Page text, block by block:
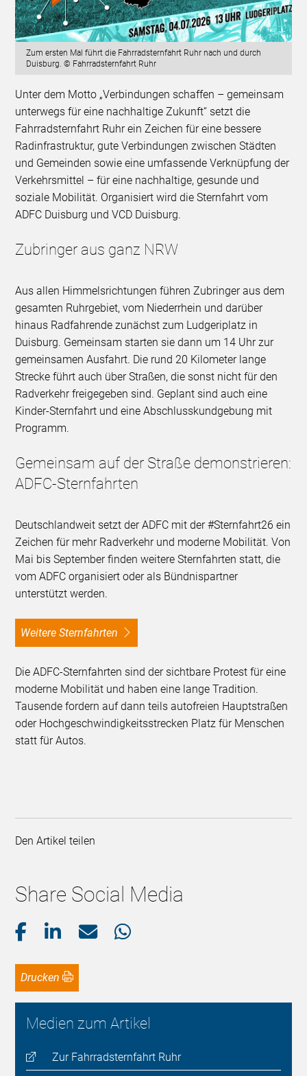
Zum ersten Mal führt die Fahrradsternfahrt Ruhr nach und durch
Duisburg. © Fahrradsternfahrt Ruhr
Unter dem Motto „Verbindungen schaffen – gemeinsam
unterwegs für eine nachhaltige Zukunft“ setzt die
Fahrradsternfahrt Ruhr ein Zeichen für eine bessere
Radinfrastruktur, gute Verbindungen zwischen Städten
und Gemeinden sowie eine umfassende Verknüpfung der
Verkehrsmittel – für eine nachhaltige, gesunde und
soziale Mobilität. Organisiert wird die Sternfahrt vom
ADFC Duisburg und VCD Duisburg.
Zubringer aus ganz NRW
Aus allen Himmelsrichtungen führen Zubringer aus dem
gesamten Ruhrgebiet, vom Niederrhein und darüber
hinaus Radfahrende zunächst zum Ludgeriplatz in
Duisburg. Gemeinsam starten sie dann um 14 Uhr zur
gemeinsamen Ausfahrt. Die rund 20 Kilometer lange
Strecke führt auch über Straßen, die sonst nicht für den
Radverkehr freigegeben sind. Geplant sind auch eine
Kinder-Sternfahrt und eine Abschlusskundgebung mit
Programm.
Gemeinsam auf der Straße demonstrieren:
ADFC-Sternfahrten
Deutschlandweit setzt der ADFC mit der #Sternfahrt26 ein
Zeichen für mehr Radverkehr und moderne Mobilität. Von
Mai bis September finden weitere Sternfahrten statt, die
vom ADFC organisiert oder als Bündnispartner
unterstützt werden.
Weitere Sternfahrten
Die ADFC-Sternfahrten sind der sichtbare Protest für eine
moderne Mobilität und haben eine lange Tradition.
Tausende fordern auf dann teils autofreien Hauptstraßen
oder Hochgeschwindigkeitsstrecken Platz für Menschen
statt für Autos.
Den Artikel teilen
Share Social Media
Drucken
Medien zum Artikel
Zur Fahrradsternfahrt Ruhr